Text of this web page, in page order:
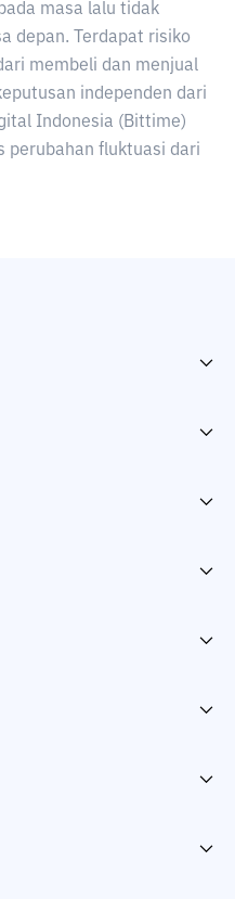
masa lalu tidak
depan. Terdapat risiko
membeli dan menjual
independen dari
Indonesia (Bittime)
perubahan fluktuasi dari